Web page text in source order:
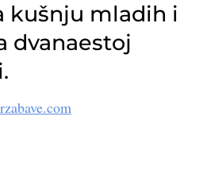
kušnju mladih i
dvanaestoj